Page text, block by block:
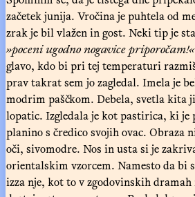
začetek junija. Vročina je puhtela od
zrak je bil vlažen in gost. Neki tip je
»poceni ugodno nogavice priporočam!«
glavo, kdo bi pri tej temperaturi
prav takrat sem jo zagledal. Imela je
modrim paščkom. Debela, svetla kita ji
lopatic. Izgledala je kot pastirica, ki je
planino s čredico svojih ovac. Obraza
oči, sivomodre. Nos in usta si je
orientalskim vzorcem. Namesto da bi
izza nje, kot to v zgodovinskih dramah